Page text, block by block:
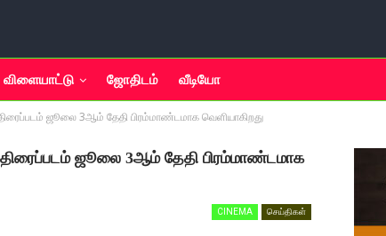
விளையாட்டு ஜோதிடம் வீடியோ
ஜூலை 3ஆம் தேதி பிரம்மாண்டமாக வெளியாகிறது
திரைப்படம் ஜூலை 3ஆம் தேதி பிரம்மாண்டமாக
CINEMA செய்திகள்